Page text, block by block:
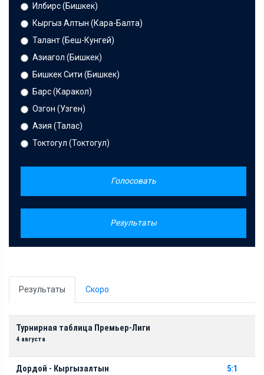
Илбирс (Бишкек)
Кыргыз Алтын (Кара-Балта)
Талант (Беш-Кунгей)
Азиагол (Бишкек)
Бишкек Сити (Бишкек)
Барс (Каракол)
Озгон (Узген)
Азия (Талас)
Токтогул (Токтогул)
Голосовать
Результаты
Результаты Скоро
Турнирная таблица Премьер-Лиги
4 августа
Дордой - Кыргызалтын 5:1